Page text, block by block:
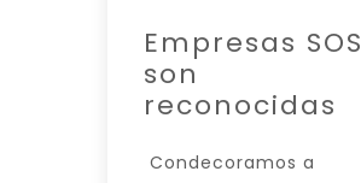
Empresas SOS
son
reconocidas
Condecoramos a